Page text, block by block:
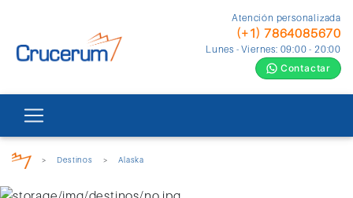
Atención personalizada
(+1) 7864085670
Lunes - Viernes: 09:00 - 20:00
Contactar
> Destinos > Alaska